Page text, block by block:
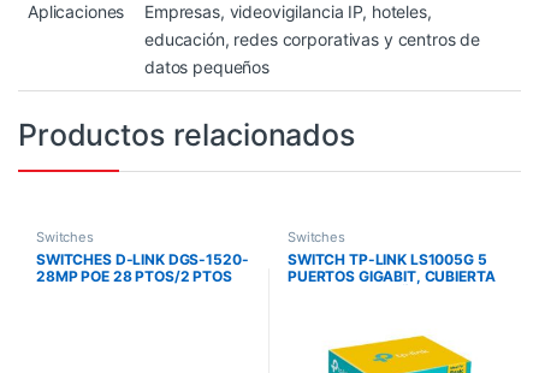
Aplicaciones
Empresas, videovigilancia IP, hoteles,
educación, redes corporativas y centros de
datos pequeños
Productos relacionados
Switches
SWITCHES D-LINK DGS-1520-
28MP POE 28 PTOS/2 PTOS
Switches
SWITCH TP-LINK LS1005G 5
PUERTOS GIGABIT, CUBIERTA